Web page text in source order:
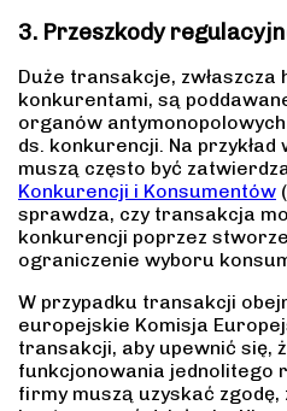
3. Przeszkody
Duże transakcje,
konkurentami, są
organów
ds. konkurencji. Na
muszą często być
Konkurencji i Konsumentów
sprawdza, czy transakcja
konkurencji poprzez
ograniczenie wyboru
W przypadku transakcji
europejskie Komisja
transakcji, aby upewnić się,
funkcjonowania jednolitego
firmy muszą uzyskać zgodę,